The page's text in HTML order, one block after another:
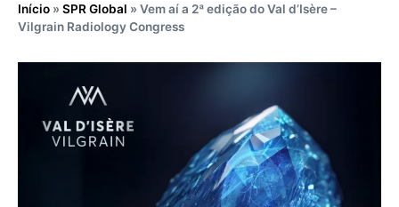
Início » SPR Global » Vem aí a 2ª edição do Val d’Isère –
Vilgrain Radiology Congress